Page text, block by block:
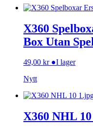
X360
Box Utan
49,00 kr ●I lager
Nytt
X360 NHL